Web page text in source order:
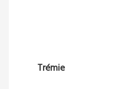
Trémie